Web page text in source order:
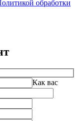
обработки
Как вас